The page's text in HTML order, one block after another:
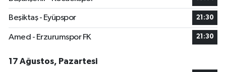
Beşiktaş - Eyüpspor 21:30
Amed - Erzurumspor FK 21:30
17 Ağustos, Pazartesi